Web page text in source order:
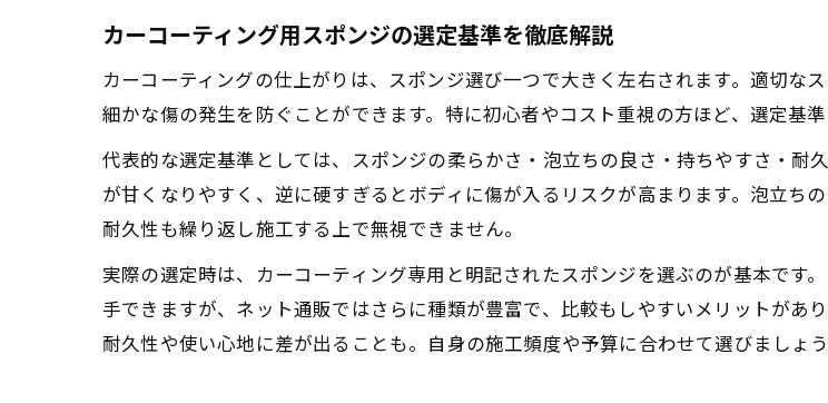
ガラスコーティングスポンジ代用
コーティングスポンジ使い方と代
代用スポンジ活用でカーコーティ
やさしく仕上がるスポンジ活用のコツ
カーコーティングをやさしく仕上
泡立ち重視のカーコーティングス
ガラスコーティング用スポンジの
カーコーティングスポンジの正しい
カーコーティング用スポンジの選定基準を徹底解説
カーコーティングの仕上がりは、スポンジ選び一つで大きく左右されます。適切な
細かな傷の発生を防ぐことができます。特に初心者やコスト重視の方ほど、選定基
代表的な選定基準としては、スポンジの柔らかさ・泡立ちの良さ・持ちやすさ・耐
が甘くなりやすく、逆に硬すぎるとボディに傷が入るリスクが高まります。泡立ち
耐久性も繰り返し施工する上で無視できません。
実際の選定時は、カーコーティング専用と明記されたスポンジを選ぶのが基本です
手できますが、ネット通販ではさらに種類が豊富で、比較もしやすいメリットがあ
耐久性や使い心地に差が出ることも。自身の施工頻度や予算に合わせて選びましょう